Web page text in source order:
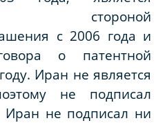
стороной
с 2006 года и
о патентной
Иран не является
не подписал
Иран не подписал ни